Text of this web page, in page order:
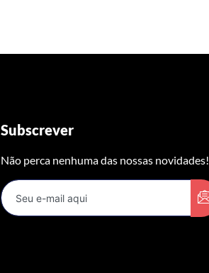
Subscrever
Não perca nenhuma das nossas novidades!